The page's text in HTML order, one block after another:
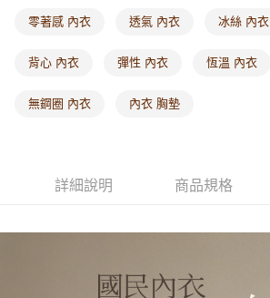
零著感 內衣 透氣 內衣 冰絲 內衣
背心 內衣 彈性 內衣 恆溫 內衣
無鋼圈 內衣 內衣 胸墊
詳細說明 商品規格